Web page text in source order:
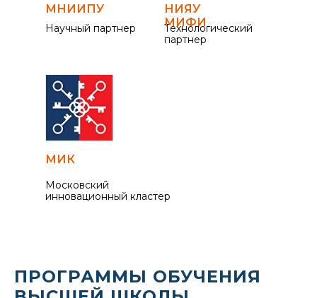
Московский
инновационный кластер
МИК
Научный партнер
МНИИПУ
Технологический
партнер
НИЯУ
МИФИ
ПРОГРАММЫ ОБУЧЕНИЯ